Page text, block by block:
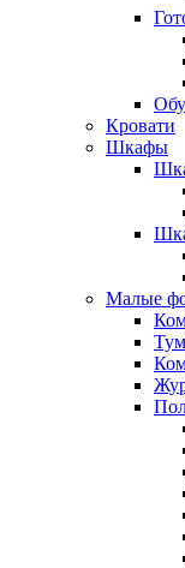
Кровати
Шкафы
Малые